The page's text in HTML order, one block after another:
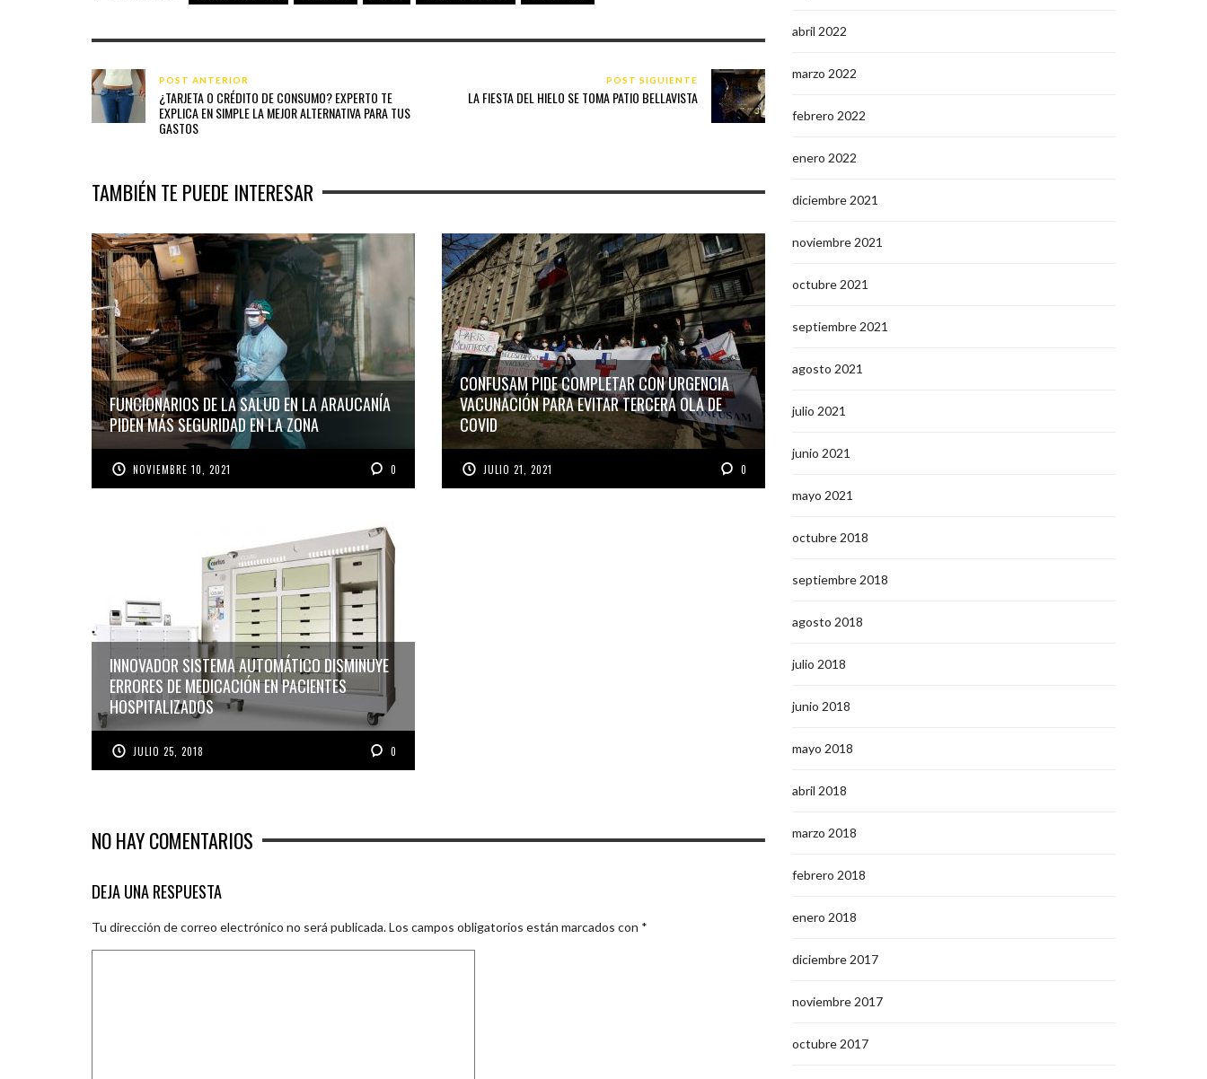
POST ANTERIOR
¿TARJETA O CRÉDITO DE CONSUMO? EXPERTO TE
EXPLICA EN SIMPLE LA MEJOR ALTERNATIVA PARA TUS
GASTOS
POST SIGUIENTE
LA FIESTA DEL HIELO SE TOMA PATIO BELLAVISTA
TAMBIÉN TE PUEDE INTERESAR
FUNCIONARIOS DE LA SALUD EN LA ARAUCANÍA
PIDEN MÁS SEGURIDAD EN LA ZONA
NOVIEMBRE 10, 2021 0
CONFUSAM PIDE COMPLETAR CON URGENCIA
VACUNACIÓN PARA EVITAR TERCERA OLA DE
COVID
JULIO 21, 2021 0
INNOVADOR SISTEMA AUTOMÁTICO DISMINUYE
ERRORES DE MEDICACIÓN EN PACIENTES
HOSPITALIZADOS
JULIO 25, 2018 0
NO HAY COMENTARIOS
DEJA UNA RESPUESTA
Tu dirección de correo electrónico no será publicada.Los campos obligatorios están marcados con *
abril 2022
marzo 2022
febrero 2022
enero 2022
diciembre 2021
noviembre 2021
octubre 2021
septiembre 2021
agosto 2021
julio 2021
junio 2021
mayo 2021
octubre 2018
septiembre 2018
agosto 2018
julio 2018
junio 2018
mayo 2018
abril 2018
marzo 2018
febrero 2018
enero 2018
diciembre 2017
noviembre 2017
octubre 2017